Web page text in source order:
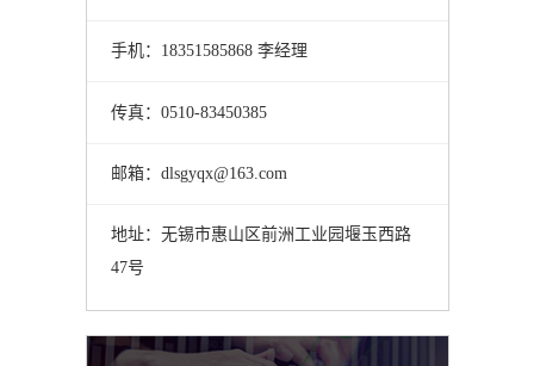
手机：18351585868 李经理
传真：0510-83450385
邮箱：dlsgyqx@163.com
地址：无锡市惠山区前洲工业园堰玉西路
47号